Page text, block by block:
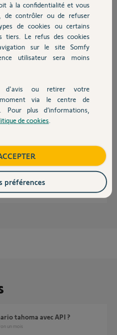
de discussion
tahoma avec API ?
un mois
à la confidentialité et vous
de contrôler ou de refuser
de cookies ou certains
tiers. Le refus des cookies
sur le site Somfy
utilisateur sera moins
d'avis ou retirer votre
via le centre de
Pour plus d’informations,
de cookies
préférences